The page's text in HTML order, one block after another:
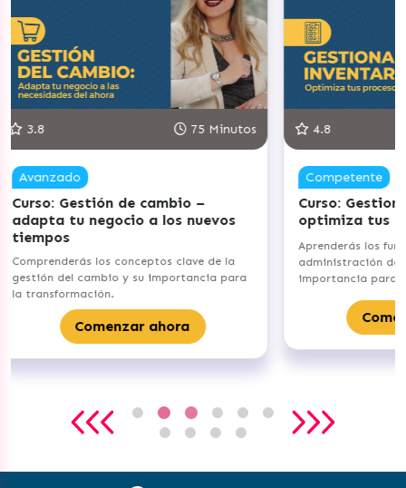
Minutos
de la
para
90 Minutos
Curso: Gestiona tu Inventario –
optimiza tus procesos
administración de inventarios y su
importancia para tu emprendimiento.
Comenzar ahora
en